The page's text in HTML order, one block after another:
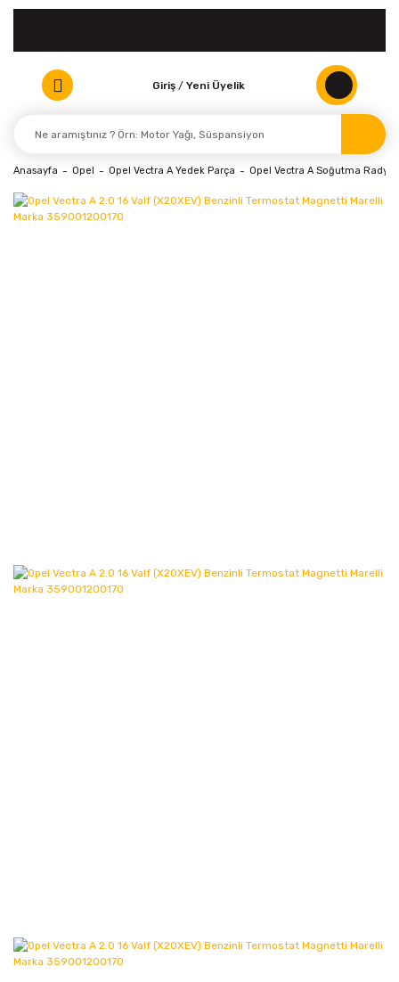
Giriş / Yeni Üyelik
Anasayfa Opel Opel Vectra A Yedek Parça Opel Vectra A Soğutma